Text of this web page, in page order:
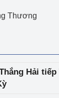
Thương
Hải tiếp